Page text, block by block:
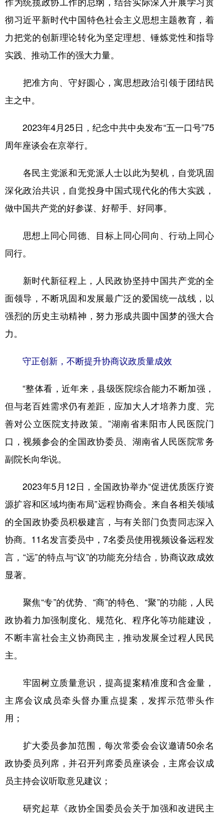
作为统揽政协工作的总纲，结合实际深入开展学习贯
彻习近平新时代中国特色社会主义思想主题教育，着
力把党的创新理论转化为坚定理想、锤炼党性和指导
实践、推动工作的强大力量。
把准方向、守好圆心，寓思想政治引领于团结民
主之中。
2023年4月25日，纪念中共中央发布“五一口号”75
周年座谈会在京举行。
各民主党派和无党派人士以此为契机，自觉巩固
深化政治共识，自觉投身中国式现代化的伟大实践，
做中国共产党的好参谋、好帮手、好同事。
思想上同心同德、目标上同心同向、行动上同心
同行。
新时代新征程上，人民政协坚持中国共产党的全
面领导，不断巩固和发展最广泛的爱国统一战线，以
强烈的历史主动精神，努力形成共圆中国梦的强大合
力。
守正创新，不断提升协商议政质量成效
“整体看，近年来，县级医院综合能力不断加强，
但与老百姓需求仍有差距，应加大人才培养力度、完
善对公立医院支持政策。”湖南省耒阳市人民医院门
口，视频参会的全国政协委员、湖南省人民医院常务
副院长向华说。
2023年5月12日，全国政协举办“促进优质医疗资
源扩容和区域均衡布局”远程协商会。来自各相关领域
的全国政协委员积极建言，与有关部门负责同志深入
协商。11名发言委员中，7名委员使用视频设备远程发
言，“远”的特点与“议”的功能充分结合，协商议政成效
显著。
聚焦“专”的优势、“商”的特色、“聚”的功能，人民
政协着力加强制度化、规范化、程序化等功能建设，
不断丰富社会主义协商民主，推动发展全过程人民民
主。
牢固树立质量意识，提高提案精准度和含金量，
主席会议成员牵头督办重点提案，发挥示范带头作
用；
扩大委员参加范围，每次常委会会议邀请50余名
政协委员列席，并召开列席委员座谈会，主席会议成
员主持会议听取意见建议；
研究起草《政协全国委员会关于加强和改进民主